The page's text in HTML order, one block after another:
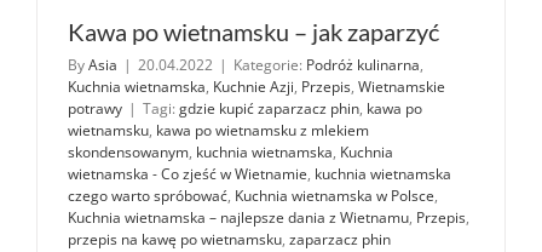
Kawa po wietnamsku – jak zaparzyć
ByAsia | 20.04.2022 | Kategorie: Podróż kulinarna,
Kuchnia wietnamska, Kuchnie Azji, Przepis, Wietnamskie
potrawy | Tagi: gdzie kupić zaparzacz phin, kawa po
wietnamsku, kawa po wietnamsku z mlekiem
skondensowanym, kuchnia wietnamska, Kuchnia
wietnamska - Co zjeść w Wietnamie, kuchnia wietnamska
czego warto spróbować, Kuchnia wietnamska w Polsce,
Kuchnia wietnamska – najlepsze dania z Wietnamu, Przepis,
przepis na kawę po wietnamsku, zaparzacz phin